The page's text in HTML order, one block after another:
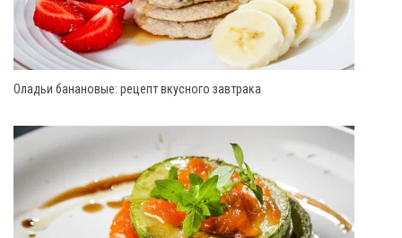
Оладьи банановые: рецепт вкусного завтрака